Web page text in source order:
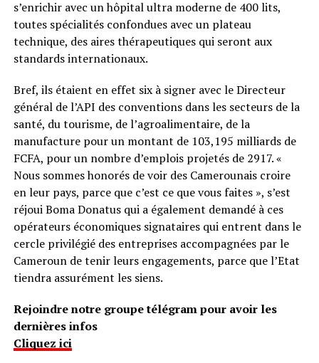
s’enrichir avec un hôpital ultra moderne de 400 lits,
toutes spécialités confondues avec un plateau
technique, des aires thérapeutiques qui seront aux
standards internationaux.
Bref, ils étaient en effet six à signer avec le Directeur
général de l’API des conventions dans les secteurs de la
santé, du tourisme, de l’agroalimentaire, de la
manufacture pour un montant de 103,195 milliards de
FCFA, pour un nombre d’emplois projetés de 2917. «
Nous sommes honorés de voir des Camerounais croire
en leur pays, parce que c’est ce que vous faites », s’est
réjoui Boma Donatus qui a également demandé à ces
opérateurs économiques signataires qui entrent dans le
cercle privilégié des entreprises accompagnées par le
Cameroun de tenir leurs engagements, parce que l’Etat
tiendra assurément les siens.
Rejoindre notre groupe télégram pour avoir les
dernières infos
Cliquez ici